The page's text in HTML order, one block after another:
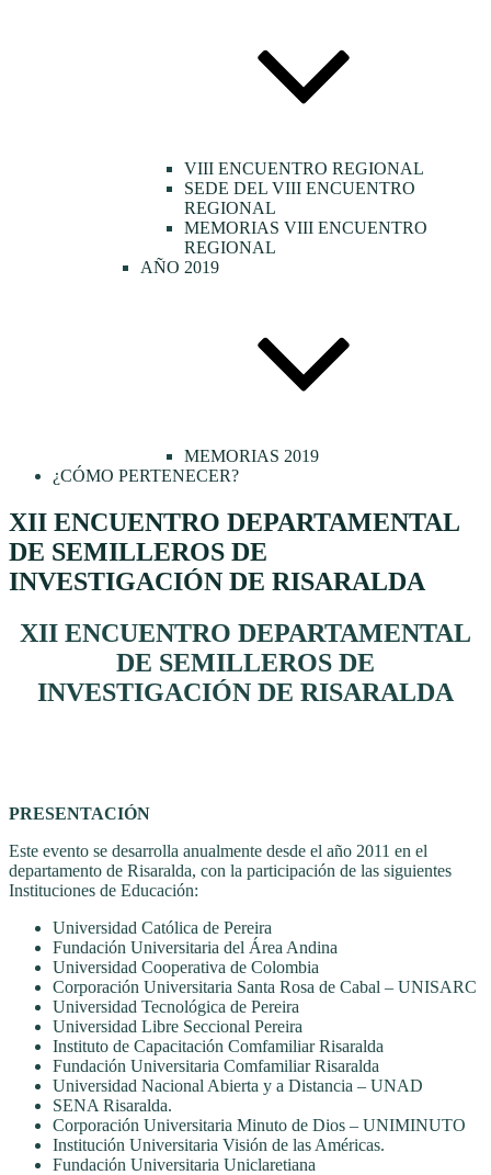
VIII ENCUENTRO REGIONAL
SEDE DEL VIII ENCUENTRO
REGIONAL
MEMORIAS VIII ENCUENTRO
REGIONAL
AÑO 2019
MEMORIAS 2019
¿CÓMO PERTENECER?
XII ENCUENTRO DEPARTAMENTAL
DE SEMILLEROS DE
INVESTIGACIÓN DE RISARALDA
XII ENCUENTRO DEPARTAMENTAL
DE SEMILLEROS DE
INVESTIGACIÓN DE RISARALDA
PRESENTACIÓN
Este evento se desarrolla anualmente desde el año 2011 en el
departamento de Risaralda, con la participación de las siguientes
Instituciones de Educación:
Universidad Católica de Pereira
Fundación Universitaria del Área Andina
Universidad Cooperativa de Colombia
Corporación Universitaria Santa Rosa de Cabal – UNISARC
Universidad Tecnológica de Pereira
Universidad Libre Seccional Pereira
Instituto de Capacitación Comfamiliar Risaralda
Fundación Universitaria Comfamiliar Risaralda
Universidad Nacional Abierta y a Distancia – UNAD
SENA Risaralda.
Corporación Universitaria Minuto de Dios – UNIMINUTO
Institución Universitaria Visión de las Américas.
Fundación Universitaria Uniclaretiana